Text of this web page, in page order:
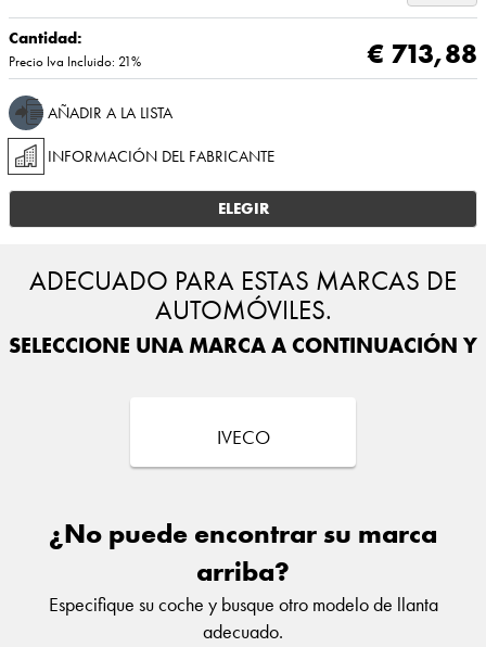
Cantidad:
Precio Iva Incluido: 21% € 713,88
AÑADIR A LA LISTA
INFORMACIÓN DEL FABRICANTE
ELEGIR
ADECUADO PARA ESTAS MARCAS DE
AUTOMÓVILES.
SELECCIONE UNA MARCA A CONTINUACIÓN Y
IVECO
¿No puede encontrar su marca
arriba?
Especifique su coche y busque otro modelo de llanta
adecuado.